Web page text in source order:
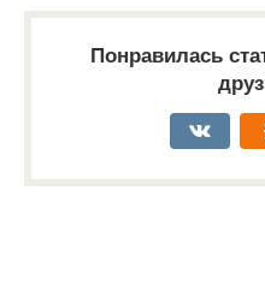
Понравилась